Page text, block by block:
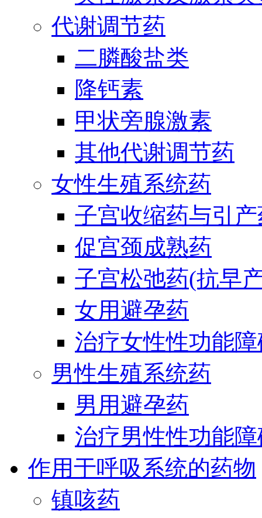
代谢调节药
二膦酸盐类
降钙素
甲状旁腺激素
其他代谢调节药
女性生殖系统药
子宫收缩药与引
促宫颈成熟药
子宫松弛药(抗早
女用避孕药
治疗女性性功能
男性生殖系统药
男用避孕药
治疗男性性功能
作用于呼吸系统的药物
镇咳药